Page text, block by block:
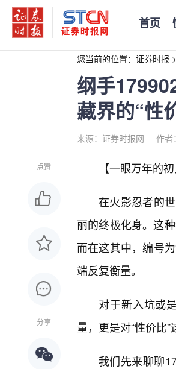
首页
您当前的位置： 证券时报 >
纲手
藏界的“性
来源：证券时报网 作者
点赞
分享
【一眼万年的
在火影忍者的
丽的终极化身。这
而在这其中，编号
端反复衡量。
对于新入坑或
量，更是对“性价比
我们先来聊聊